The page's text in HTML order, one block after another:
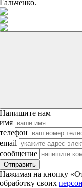
Гальченко.
Напишите нам
имя
телефон
email
сообщение
Отправить
Нажимая на кнопку
обработку своих